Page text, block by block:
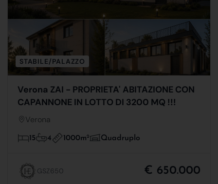
STABILE/PALAZZO
Verona ZAI - PROPRIETA' ABITAZIONE CON
CAPANNONE IN LOTTO DI 3200 MQ !!!
Verona
15 4 1000m2 Quadruplo
GSZ650 € 650.000